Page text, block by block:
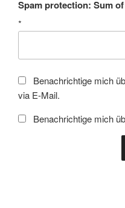
Spam protection: Sum
*
Benachrichtige mich
via E-Mail.
Benachrichtige mich